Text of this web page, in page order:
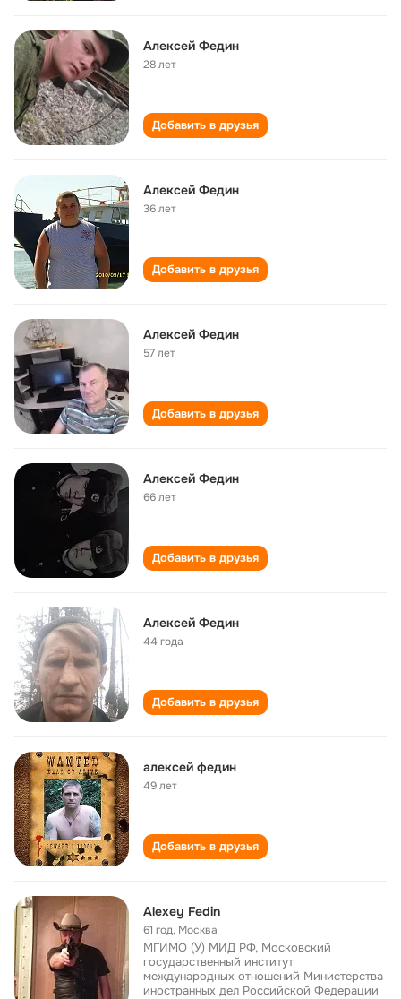
Алексей Федин
28 лет
Добавить в друзья
Алексей Федин
36 лет
Добавить в друзья
Алексей Федин
57 лет
Добавить в друзья
Алексей Федин
66 лет
Добавить в друзья
Алексей Федин
44 года
Добавить в друзья
алексей федин
49 лет
Добавить в друзья
Alexey Fedin
61 год, Москва
МГИМО (У) МИД РФ, Московский
государственный институт
международных отношений Министерства
иностранных дел Российской Федерации